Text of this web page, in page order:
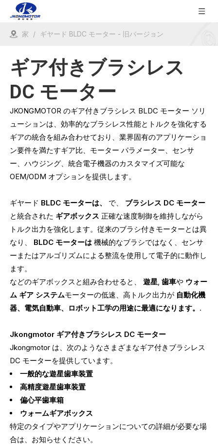
家 / ギヤード BLDC モーター - 旧バージョン
ギア付きブラシレス
DC モーター
JKONGMOTOR のギア付きブラシレス BLDC モーター ソリ
ューションは、効率的なブラシレス性能とトルクを強化する
ギアの統合を組み合わせており、業界固有のアプリケーショ
ン要件を満たすギア比、モーター パラメーター、センサ
ー、ハウジング、統合電子機器のカスタマイズ可能な
OEM/ODM オプションを提供します。
ギヤード BLDC モーターは、 で、 ブラシレス DC モーター
と統合された ギアボックス 正確な速度制御を維持しながら
トルク出力を強化します。従来のブラシ付きモーターとは異
なり、 BLDC モーターは 機械的なブラシではなく、センサ
ーまたはアルゴリズムによる整流を使用して電子的に動作し
ます。
などのギアボックスと組み合わせると、 遊星, 歯車や ウォー
ム ギア システムモーターの低速、高トルク出力が 自動化機
器、電気自動車、ロボット工学の用途に最適になります。 .
Jkongmotor ギア付きブラシレス DC モーター
Jkongmotor は、次のようなさまざまなギア付きブラシレス
DC モーターを提供しています。
一般的な遊星歯車装置
高精度遊星歯車装置
偏心平歯車箱
ウォームギアボックス
特定のタイプやアプリケーションについての詳細が必要な場
合は、お知らせください。